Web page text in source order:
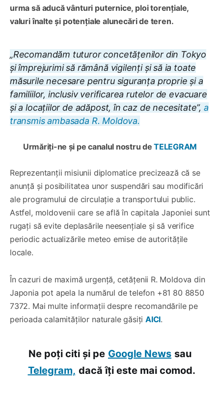
urma să aducă vânturi puternice, ploi torențiale,
valuri înalte și potențiale alunecări de teren.
„Recomandăm tuturor concetățenilor din Tokyo
și împrejurimi să rămână vigilenți și să ia toate
măsurile necesare pentru siguranța proprie și a
familiilor, inclusiv verificarea rutelor de evacuare
și a locațiilor de adăpost, în caz de necesitate”, a
transmis ambasada R. Moldova.
Urmăriți-ne și pe canalul nostru deTELEGRAM
Reprezentanții misiunii diplomatice precizează că se
anunță și posibilitatea unor suspendări sau modificări
ale programului de circulație a transportului public.
Astfel, moldovenii care se află în capitala Japoniei sunt
rugați să evite deplasările neesențiale și să verifice
periodic actualizările meteo emise de autoritățile
locale.
În cazuri de maximă urgență, cetățenii R. Moldova din
Japonia pot apela la numărul de telefon +81 80 8850
7372. Mai multe informații despre recomandările pe
perioada calamităților naturale găsiți AICI.
Ne poți citi și pe Google News sau
Telegram, dacă îți este mai comod.